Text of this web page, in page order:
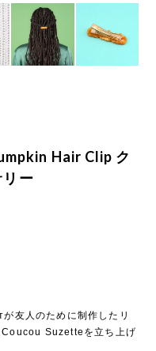
Hair Clip ク
ー
友人のために制作したリ
Coucou Suzetteを立ち上げ